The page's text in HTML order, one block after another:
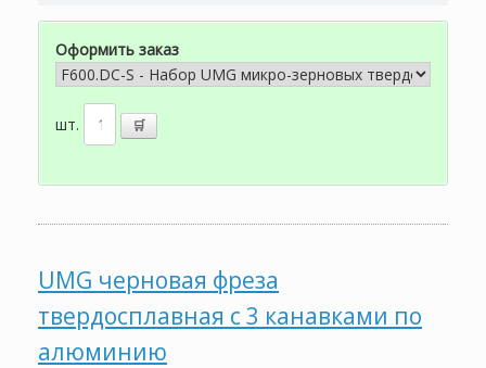
Оформить заказ
шт.
UMG черновая фреза
твердосплавная с 3 канавками по
алюминию